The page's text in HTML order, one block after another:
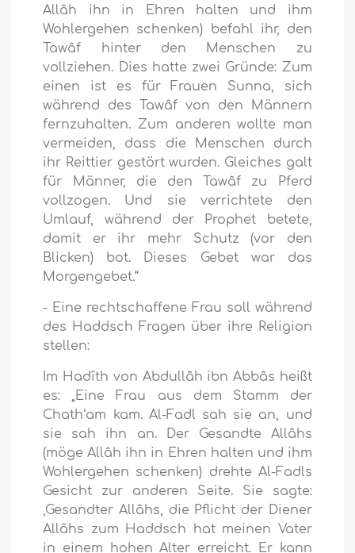
Allâh ihn in Ehren halten und ihm
Wohlergehen schenken) befahl ihr, den
Tawâf hinter den Menschen zu
vollziehen. Dies hatte zwei Gründe: Zum
einen ist es für Frauen Sunna, sich
während des Tawâf von den Männern
fernzuhalten. Zum anderen wollte man
vermeiden, dass die Menschen durch
ihr Reittier gestört wurden. Gleiches galt
für Männer, die den Tawâf zu Pferd
vollzogen. Und sie verrichtete den
Umlauf, während der Prophet betete,
damit er ihr mehr Schutz (vor den
Blicken) bot. Dieses Gebet war das
Morgengebet.“
- Eine rechtschaffene Frau soll während
des Haddsch Fragen über ihre Religion
stellen:
Im Hadîth von Abdullâh ibn Abbâs heißt
es: „Eine Frau aus dem Stamm der
Chath‘am kam. Al-Fadl sah sie an, und
sie sah ihn an. Der Gesandte Allâhs
(möge Allâh ihn in Ehren halten und ihm
Wohlergehen schenken) drehte Al-Fadls
Gesicht zur anderen Seite. Sie sagte:
‚Gesandter Allâhs, die Pflicht der Diener
Allâhs zum Haddsch hat meinen Vater
in einem hohen Alter erreicht. Er kann